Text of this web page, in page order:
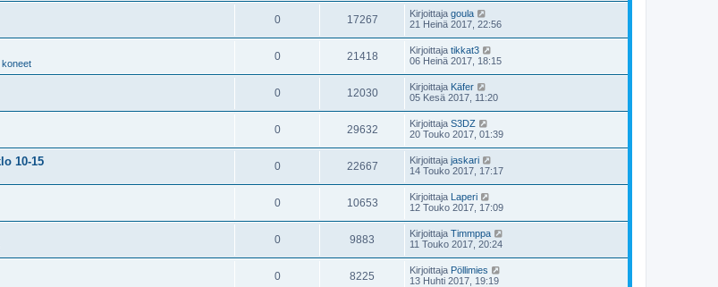
0 17267 Kirjoittaja goula
21 Heinä 2017, 22:56
koneet
0 21418 Kirjoittaja tikkat3
06 Heinä 2017, 18:15
0 12030 Kirjoittaja Käfer
05 Kesä 2017, 11:20
0 29632 Kirjoittaja S3DZ
20 Touko 2017, 01:39
10-15 0 22667 Kirjoittaja jaskari
14 Touko 2017, 17:17
0 10653 Kirjoittaja Laperi
12 Touko 2017, 17:09
0 9883 Kirjoittaja Timmppa
11 Touko 2017, 20:24
0 8225 Kirjoittaja Pöllimies
13 Huhti 2017, 19:19